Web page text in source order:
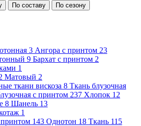
По составу По сезону
3 Ангора с принтом 23
9 Бархат с принтом 2
1
Матовый 2
ткани вискоза 8 Ткань блузочная
с принтом 237 Хлопок 12
8 Шанель 13
1
принтом 143 Однотон 18 Ткань 115